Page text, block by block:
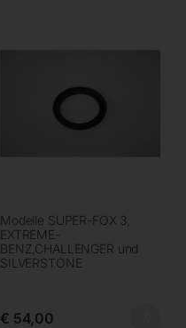
Modelle SUPER-FOX 3,
EXTREME-
BENZ,CHALLENGER und
SILVERSTONE
€ 54,00